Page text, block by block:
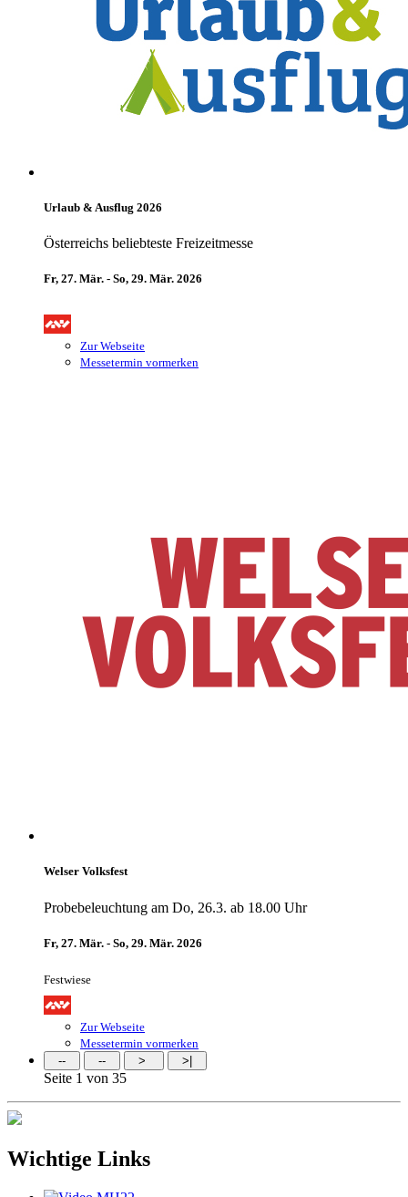
Urlaub & Ausflug 2026
Österreichs beliebteste Freizeitmesse
Fr, 27. Mär. - So, 29. Mär. 2026
Zur Webseite
Messetermin vormerken
Welser Volksfest
Probebeleuchtung am Do, 26.3. ab 18.00 Uhr
Fr, 27. Mär. - So, 29. Mär. 2026
Festwiese
Zur Webseite
Messetermin vormerken
Seite 1 von 35
Wichtige Links